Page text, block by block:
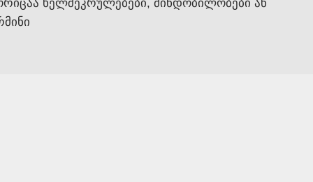
ხელშეკრულებები, მინდობილობები ან